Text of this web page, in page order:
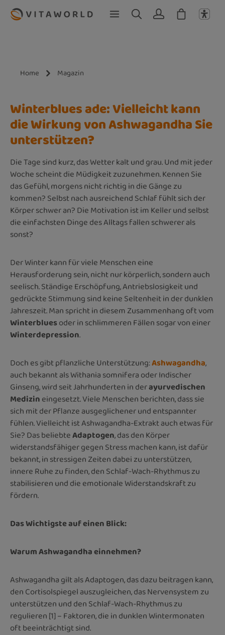
Zum Hauptinhalt springen
Home Magazin
Winterblues ade: Vielleicht kann
die Wirkung von Ashwagandha Sie
unterstützen?
Die Tage sind kurz, das Wetter kalt und grau. Und mit jeder
Woche scheint die Müdigkeit zuzunehmen. Kennen Sie
das Gefühl, morgens nicht richtig in die Gänge zu
kommen? Selbst nach ausreichend Schlaf fühlt sich der
Körper schwer an? Die Motivation ist im Keller und selbst
die einfachsten Dinge des Alltags fallen schwerer als
sonst?
Der Winter kann für viele Menschen eine
Herausforderung sein, nicht nur körperlich, sondern auch
seelisch. Ständige Erschöpfung, Antriebslosigkeit und
gedrückte Stimmung sind keine Seltenheit in der dunklen
Jahreszeit. Man spricht in diesem Zusammenhang oft vom
Winterbluesoder in schlimmeren Fällen sogar von einer
Winterdepression.
Doch es gibt pflanzliche Unterstützung:Ashwagandha,
auch bekannt als Withania somnifera oder Indischer
Ginseng, wird seit Jahrhunderten in derayurvedischen
Medizineingesetzt. Viele Menschen berichten, dass sie
sich mit der Pflanze ausgeglichener und entspannter
fühlen. Vielleicht ist Ashwagandha-Extrakt auch etwas für
Sie? Das beliebteAdaptogen, das den Körper
widerstandsfähiger gegen Stress machen kann, ist dafür
bekannt, in stressigen Zeiten dabei zu unterstützen,
innere Ruhe zu finden, den Schlaf-Wach-Rhythmus zu
stabilisieren und die emotionale Widerstandskraft zu
fördern.
Das Wichtigste auf einen Blick:
Warum Ashwagandha einnehmen?
Ashwagandha gilt als Adaptogen, das dazu beitragen kann,
den Cortisolspiegel auszugleichen, das Nervensystem zu
unterstützen und den Schlaf-Wach-Rhythmus zu
regulieren [1] – Faktoren, die in dunklen Wintermonaten
oft beeinträchtigt sind.